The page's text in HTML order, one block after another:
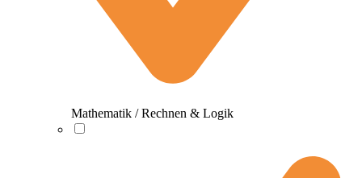
Mathematik / Rechnen & Logik